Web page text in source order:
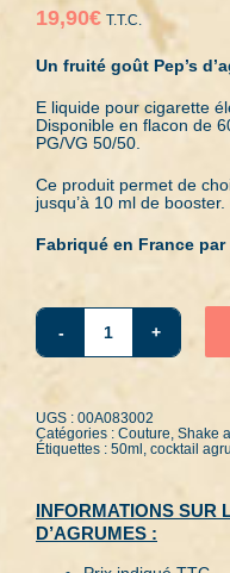
19,90€ T.T.C.
Un fruité goût Pep’s
E liquide pour cigarette
Disponible en flacon de
PG/VG 50/50.
Ce produit permet de
jusqu’à 10 ml de booster.
Fabriqué en France par
quantité
de
d'agrumes
UGS : 00A083002
Catégories : Couture, Shake
Étiquettes : 50ml , cocktail
INFORMATIONS SUR
D’AGRUMES :